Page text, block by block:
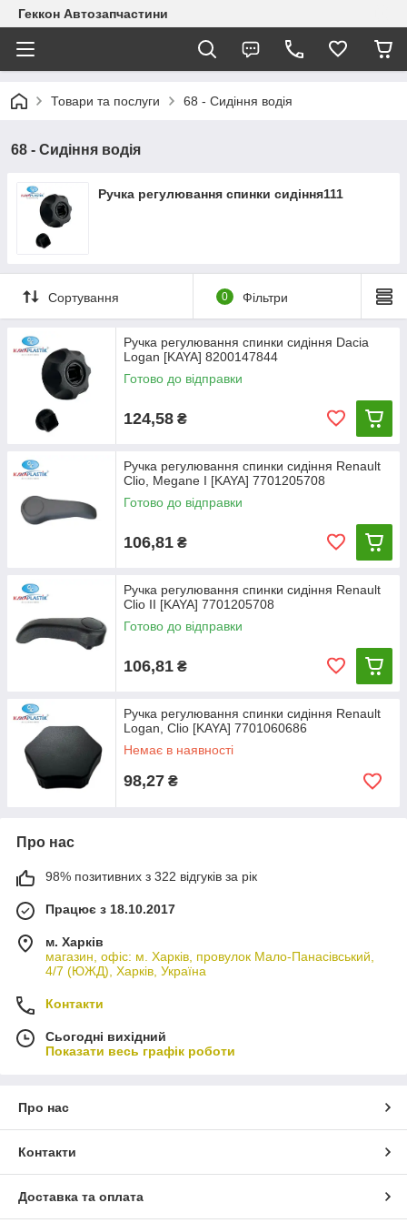
Геккон Автозапчастини
Товари та послуги 68 - Сидіння водія
68 - Сидіння водія
Ручка регулювання спинки сидіння111
Сортування 0 Фільтри
Ручка регулювання спинки сидіння Dacia
Logan [KAYA] 8200147844
Готово до відправки
124,58 ₴
Ручка регулювання спинки сидіння Renault
Clio, Megane I [KAYA] 7701205708
Готово до відправки
106,81 ₴
Ручка регулювання спинки сидіння Renault
Clio II [KAYA] 7701205708
Готово до відправки
106,81 ₴
Ручка регулювання спинки сидіння Renault
Logan, Clio [KAYA] 7701060686
Немає в наявності
98,27 ₴
Про нас
98% позитивних з 322 відгуків за рік
Працює з 18.10.2017
м. Харків
магазин, офіс: м. Харків, провулок Мало-Панасівський,
4/7 (ЮЖД), Харків, Україна
Контакти
Сьогодні вихідний
Показати весь графік роботи
Про нас
Контакти
Доставка та оплата